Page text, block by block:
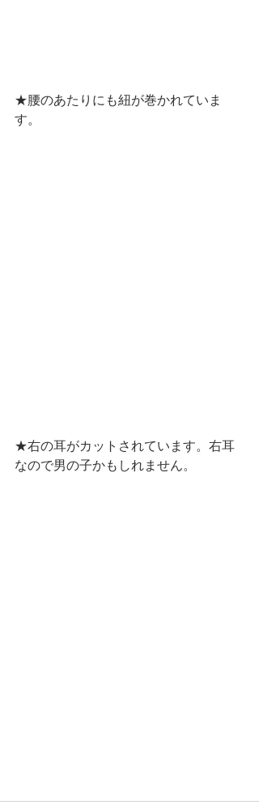
★腰のあたりにも紐が巻かれていま
す。
★右の耳がカットされています。右耳
なので男の子かもしれません。